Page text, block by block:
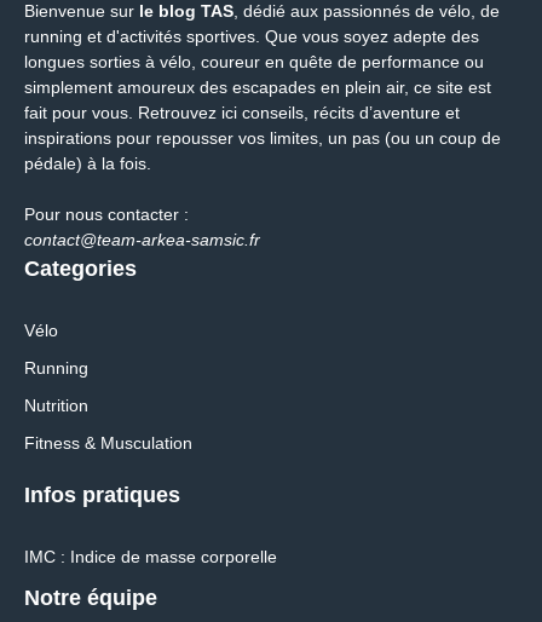
Bienvenue sur le blog TAS , dédié aux passionnés de vélo, de
running et d'activités sportives. Que vous soyez adepte des
longues sorties à vélo, coureur en quête de performance ou
simplement amoureux des escapades en plein air, ce site est
fait pour vous. Retrouvez ici conseils, récits d’aventure et
inspirations pour repousser vos limites, un pas (ou un coup de
pédale) à la fois.
Pour nous contacter :
contact@team-arkea-samsic.fr
Categories
Vélo
Running
Nutrition
Fitness & Musculation
Infos pratiques
IMC : Indice de masse corporelle
Notre équipe